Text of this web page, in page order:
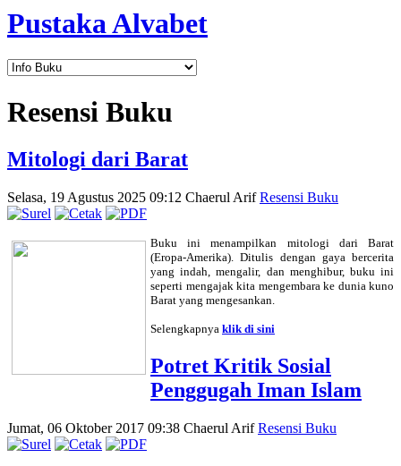
Pustaka Alvabet
Resensi Buku
Mitologi dari Barat
Selasa, 19 Agustus 2025 09:12 Chaerul ArifResensi Buku
Buku ini menampilkan mitologi dari Barat
(Eropa-Amerika). Ditulis dengan gaya bercerita
yang indah, mengalir, dan menghibur, buku ini
seperti mengajak kita mengembara ke dunia kuno
Barat yang mengesankan.
Selengkapnya klik di sini
Potret Kritik Sosial
Penggugah Iman Islam
Jumat, 06 Oktober 2017 09:38 Chaerul ArifResensi Buku